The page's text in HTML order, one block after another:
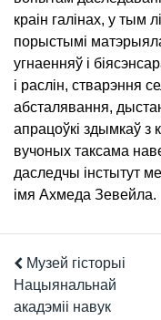
краін галінах, у тым
порыстымі
угнаенняў і
і раслін, стварэння
абсталявання,
апрацоўкі здымкаў з
вучоных таксама
даследчы інстытут
імя Ахмеда Зевейла.
Музей гісторыі
Нацыянальнай
акадэміі навук